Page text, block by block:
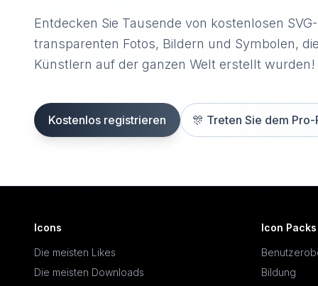
Entdecken Sie Tausende von kostenlosen
transparenten Fotos, Bildern und Symbolen,
Künstlern auf der ganzen Welt erstellt wurden!
Kostenlos registrieren 🎊 Treten Sie dem
Icons
Die meisten Likes
Die meisten Downloads
Icon Packs
Bildung